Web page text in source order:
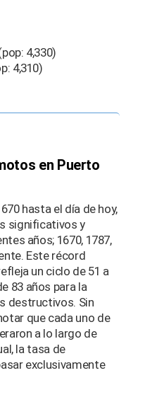
4,330)
4,310)
en Puerto
hasta el día de hoy,
significativos y
años; 1670, 1787,
Este récord
un ciclo de 51 a
83 años para la
destructivos. Sin
que cada uno de
a lo largo de
la tasa de
exclusivamente